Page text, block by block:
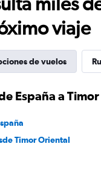
viaje
de vuelos
España a
Timor Oriental